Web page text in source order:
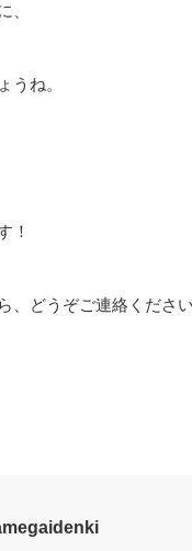
、
うね。
！
、どうぞご連絡くださ